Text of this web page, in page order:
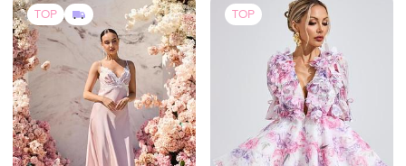
TOP TOP